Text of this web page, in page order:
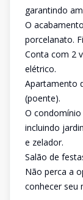
garantindo
O
porcelanato.
Conta com 2
elétrico.
Apartamento
(poente).
O
incluindo
e zelador.
Salão de
Não perca a
conhecer seu